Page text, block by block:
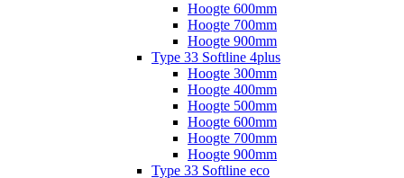
Hoogte 600mm
Hoogte 700mm
Hoogte 900mm
Type 33 Softline 4plus
Hoogte 300mm
Hoogte 400mm
Hoogte 500mm
Hoogte 600mm
Hoogte 700mm
Hoogte 900mm
Type 33 Softline eco